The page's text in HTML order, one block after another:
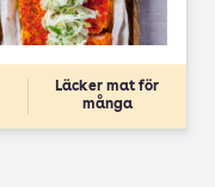
Läcker mat för
många